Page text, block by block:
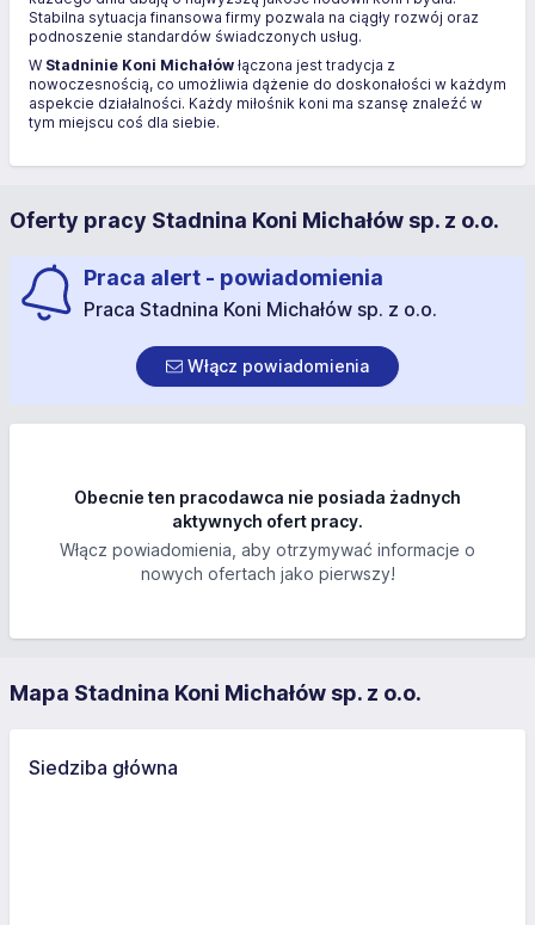
Stabilna sytuacja finansowa firmy pozwala na ciągły rozwój oraz
podnoszenie standardów świadczonych usług.
W Stadninie Koni Michałów łączona jest tradycja z
nowoczesnością, co umożliwia dążenie do doskonałości w każdym
aspekcie działalności. Każdy miłośnik koni ma szansę znaleźć w
tym miejscu coś dla siebie.
Oferty pracy Stadnina Koni Michałów sp. z o.o.
Praca alert - powiadomienia
Praca Stadnina Koni Michałów sp. z o.o.
Włącz powiadomienia
Obecnie ten pracodawca nie posiada żadnych
aktywnych ofert pracy.
Włącz powiadomienia, aby otrzymywać informacje o
nowych ofertach jako pierwszy!
Mapa Stadnina Koni Michałów sp. z o.o.
Siedziba główna